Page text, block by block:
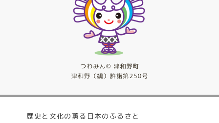
歴史と文化の薫る日本のふるさと